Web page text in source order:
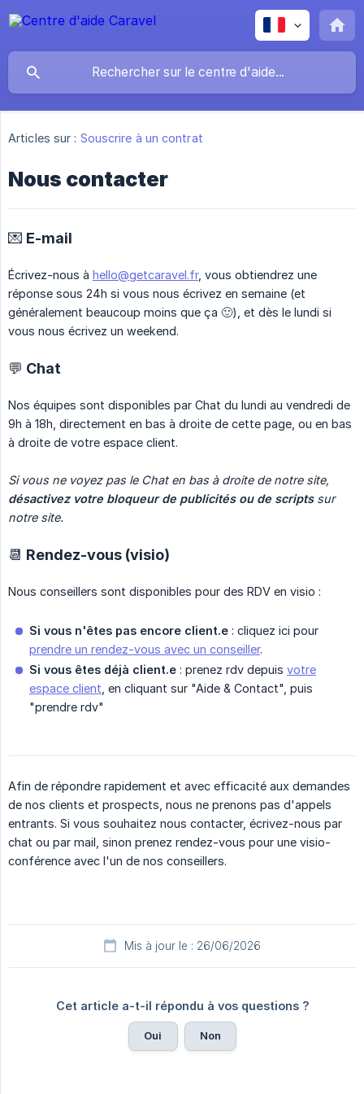
Articles sur : Souscrire à un contrat
Nous contacter
💌 E-mail
Écrivez-nous à hello@getcaravel.fr, vous obtiendrez une
réponse sous 24h si vous nous écrivez en semaine (et
généralement beaucoup moins que ça 🙂), et dès le lundi si
vous nous écrivez un weekend.
💬 Chat
Nos équipes sont disponibles par Chat du lundi au vendredi de
9h à 18h, directement en bas à droite de cette page, ou en bas
à droite de votre espace client.
désactivez votre bloqueur de publicités ou de scripts sur
notre site.
📆 Rendez-vous (visio)
Nous conseillers sont disponibles pour des RDV en visio :
Si vous n'êtes pas encore client.e : cliquez ici pour
prendre un rendez-vous avec un conseiller.
Si vous êtes déjà client.e : prenez rdv depuis votre
espace client , en cliquant sur "Aide & Contact", puis
"prendre rdv"
Afin de répondre rapidement et avec efficacité aux demandes
de nos clients et prospects, nous ne prenons pas d'appels
entrants. Si vous souhaitez nous contacter, écrivez-nous par
chat ou par mail, sinon prenez rendez-vous pour une visio-
conférence avec l'un de nos conseillers.
Mis à jour le : 26/06/2026
Cet article a-t-il répondu à vos questions ?
Oui Non